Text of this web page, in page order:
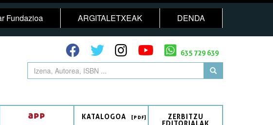
Fundazioa ARGITALETXEAK DENDA
635 729 639
app KATALOGOA
ZERBITZU